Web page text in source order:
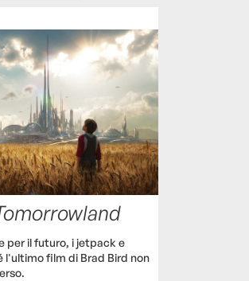
per il futuro, i jetpack e
film di Brad Bird non